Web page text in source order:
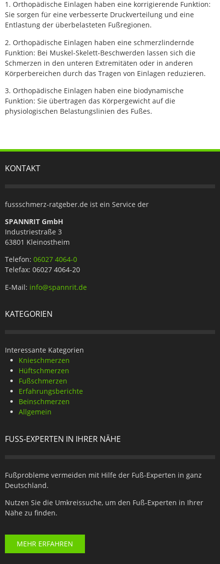
1. Orthopädische Einlagen haben eine korrigierende Funktion:
Sie sorgen für eine verbesserte Druckverteilung und eine
Entlastung der überbelasteten Fußregionen.
2. Orthopädische Einlagen haben eine schmerzlindernde
Funktion: Bei Muskel-Skelett-Beschwerden lassen sich die
Schmerzen in den unteren Extremitäten oder in anderen
Körperbereichen durch das Tragen von Einlagen reduzieren.
3. Orthopädische Einlagen haben eine biodynamische
Funktion: Sie übertragen das Körpergewicht auf die
physiologischen Belastungslinien des Fußes.
KONTAKT
fussschmerz-ratgeber.de ist ein Service der
SPANNRIT GmbH
Industriestraße 3
63801 Kleinostheim
Telefon: 06027 4064-0
Telefax: 06027 4064-20
E-Mail: info@spannrit.de
KATEGORIEN
Interessante Kategorien
Knieschmerzen
Hüftschmerzen
Fußschmerzen
Erfahrungsberichte
Beinschmerzen
Allgemein
FUSS-EXPERTEN IN IHRER NÄHE
Fußprobleme vermeiden mit Hilfe der Fuß-Experten in ganz
Deutschland.
Nutzen Sie die Umkreissuche, um den Fuß-Experten in Ihrer
Nähe zu finden.
MEHR ERFAHREN